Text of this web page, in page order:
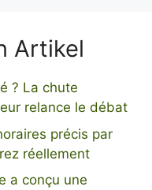
Artikel
? La chute
relance le débat
précis par
réellement
a conçu une